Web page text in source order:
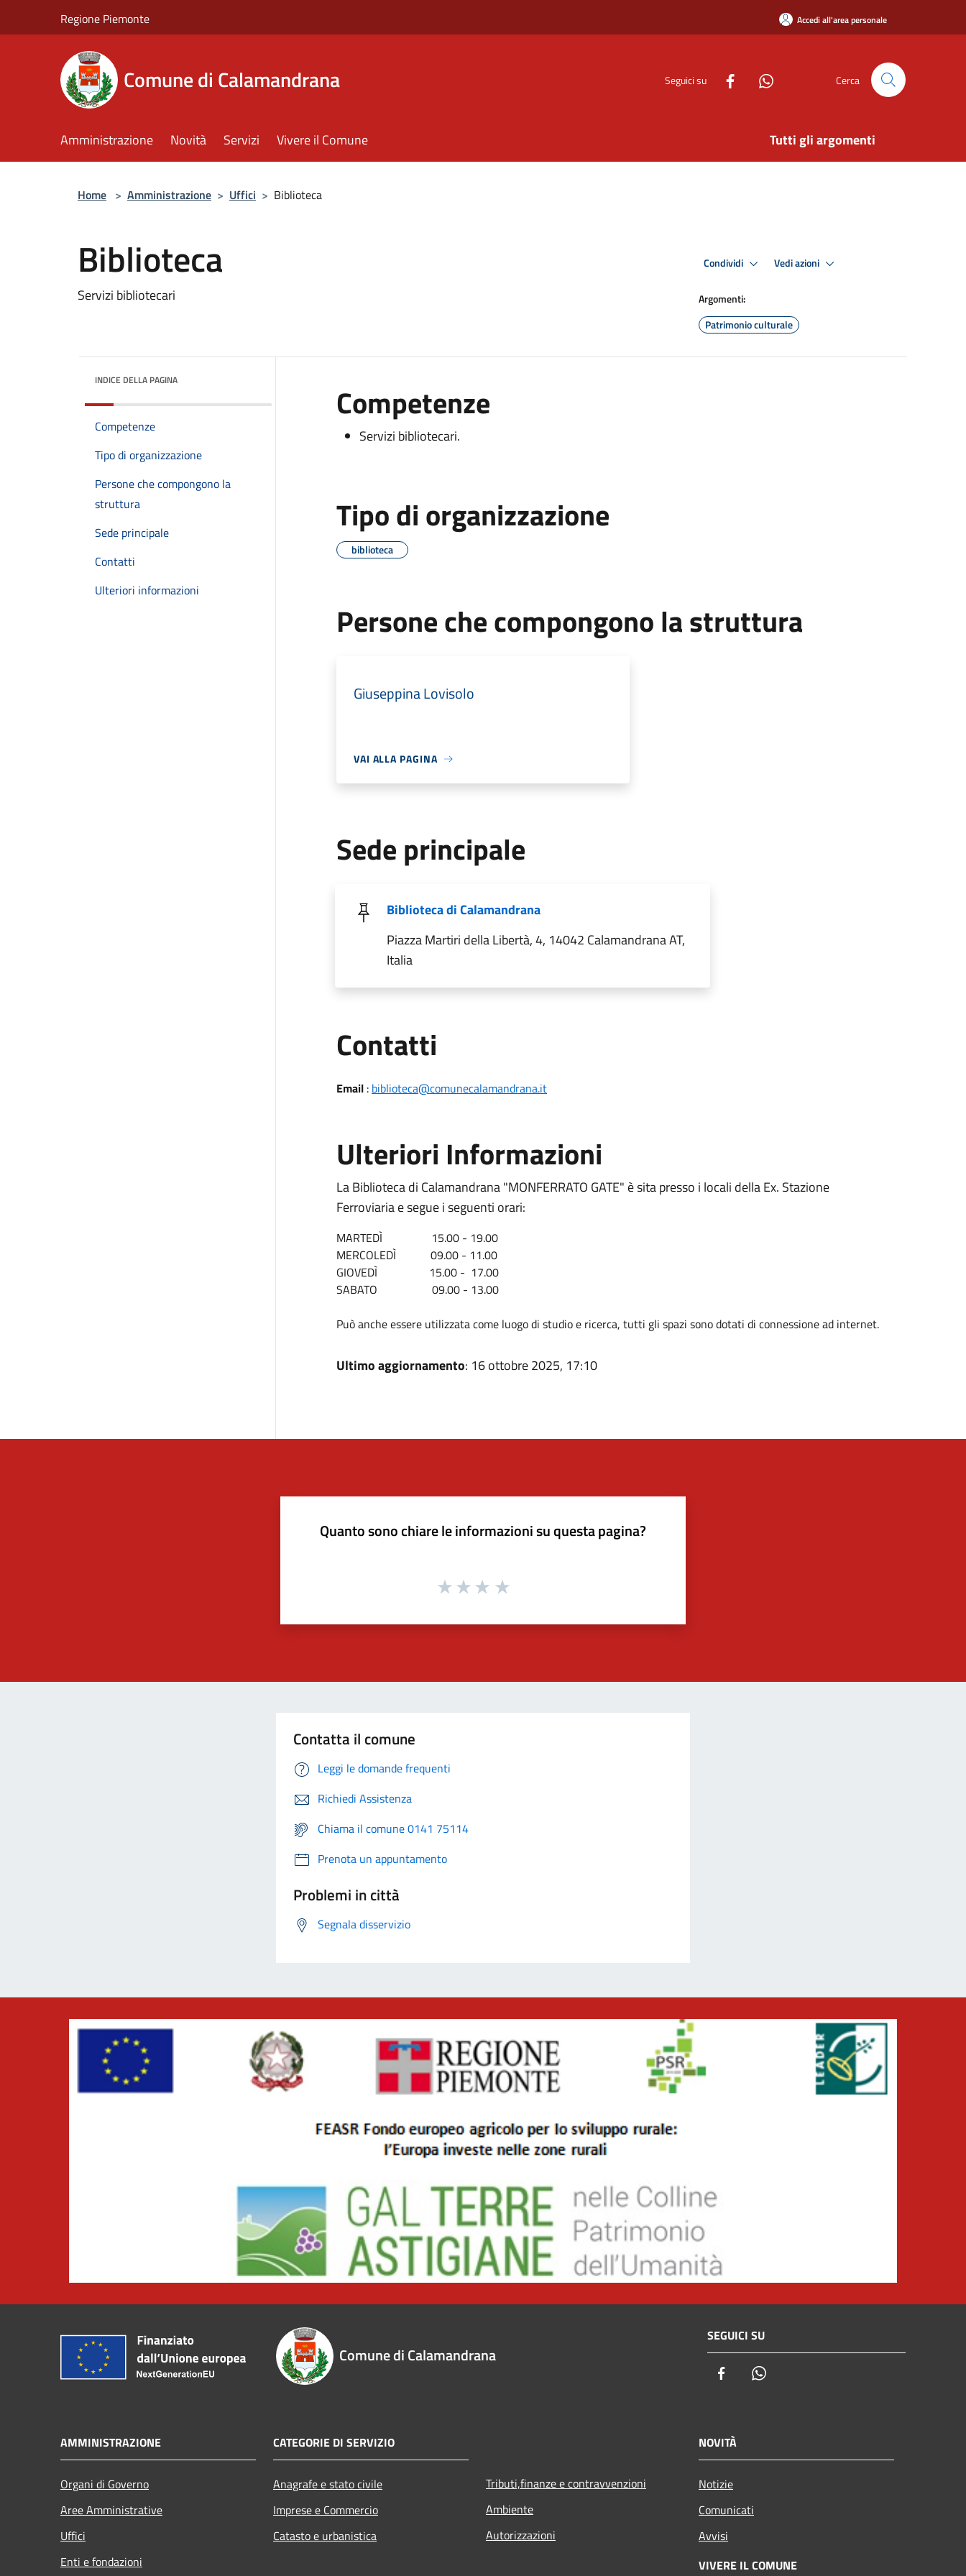
Regione Piemonte Accedi all'area personale
Comune di Calamandrana Seguici su Cerca
Amministrazione Novità Servizi Vivere il Comune Tutti gli argomenti
Home > Amministrazione > Uffici > Biblioteca
Biblioteca
Servizi bibliotecari
Condividi Vedi azioni
Argomenti:
Patrimonio culturale
INDICE DELLA PAGINA
Competenze
Tipo di organizzazione
Persone che compongono la
struttura
Sede principale
Contatti
Ulteriori informazioni
Competenze
Servizi bibliotecari.
Tipo di organizzazione
biblioteca
Persone che compongono la struttura
Giuseppina Lovisolo
VAI ALLA PAGINA
Sede principale
Biblioteca di Calamandrana
Piazza Martiri della Libertà, 4, 14042 Calamandrana AT,
Italia
Contatti
Email: biblioteca@comunecalamandrana.it
Ulteriori Informazioni
La Biblioteca di Calamandrana "MONFERRATO GATE" è sita presso i locali della Ex. Stazione
Ferroviaria e segue i seguenti orari:
MARTEDÌ 15.00 - 19.00
MERCOLEDÌ 09.00 - 11.00
GIOVEDÌ 15.00 - 17.00
SABATO 09.00 - 13.00
Può anche essere utilizzata come luogo di studio e ricerca, tutti gli spazi sono dotati di connessione ad internet.
Ultimo aggiornamento: 16 ottobre 2025, 17:10
Quanto sono chiare le informazioni su questa pagina?
Contatta il comune
Leggi le domande frequenti
Richiedi Assistenza
Chiama il comune 0141 75114
Prenota un appuntamento
Problemi in città
Segnala disservizio
Comune di Calamandrana
SEGUICI SU
Facebook
AMMINISTRAZIONE
Organi di Governo
Aree Amministrative
Uffici
Enti e fondazioni
CATEGORIE DI SERVIZIO
Anagrafe e stato civile
Imprese e Commercio
Catasto e urbanistica
Tributi,finanze e contravvenzioni
Ambiente
Autorizzazioni
NOVITÀ
Notizie
Comunicati
Avvisi
VIVERE IL COMUNE